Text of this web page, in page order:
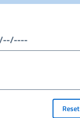
Reset